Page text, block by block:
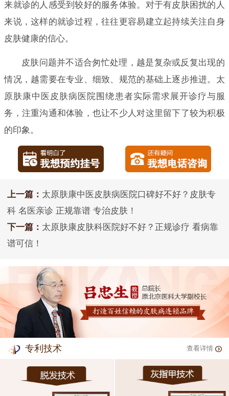
来就诊的人感受到较好的服务体验。对于有皮肤困扰的人
来说，这样的就诊过程，往往更容易建立起持续关注自身
皮肤健康的信心。
皮肤问题并不适合匆忙处理，越是复杂或反复出现的
情况，越需要在专业、细致、规范的基础上逐步推进。太
原肤康中医皮肤病医院围绕患者实际需求展开诊疗与服
务，注重沟通和体验，也让不少人对这里留下了较为积极
的印象。
上一篇： 太原肤康中医皮肤病医院口碑好不好？皮肤专
科 名医亲诊 正规靠谱 专治皮肤！
下一篇： 太原肤康皮肤科医院好不好？正规诊疗 看病靠
谱可信！
专利技术 查看详情